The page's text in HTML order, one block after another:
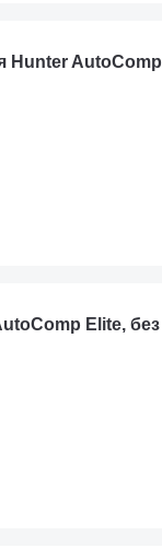
Hunter AutoComp
Elite, без